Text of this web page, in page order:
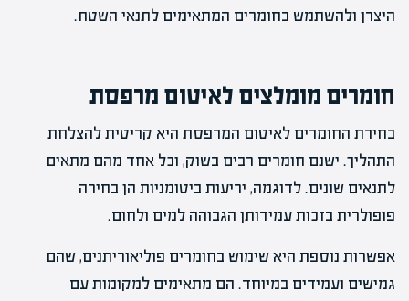
היצרן ולהשתמש בחומרים המתאימים לתנאי השטח.
חומרים מומלצים לאיטום מרפסת
בחירת החומרים לאיטום המרפסת היא קריטית להצלחת
התהליך. ישנם חומרים רבים בשוק, וכל אחד מהם מתאים
לתנאים שונים. לדוגמה, יריעות ביטומניות הן בחירה
פופולרית בזכות עמידותן הגבוהה למים ולחום.
אפשרות נוספת היא שימוש בחומרים פוליאוריתנים, שהם
גמישים ועמידים במיוחד. הם מתאימים למקומות עם